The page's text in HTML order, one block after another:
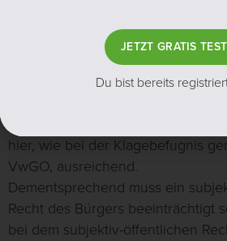
Ein Recht ist dann
rechtswidrig beeinträchtigt ist.
hier, wie bei der Klagebefugnis
VwGO, ausreichend.
Dementsprechend muss ein
Recht des Bürgers beeinträchtigt
bei dem subjektiv-öffentlichen
JETZT GRATIS
Du bist bereits